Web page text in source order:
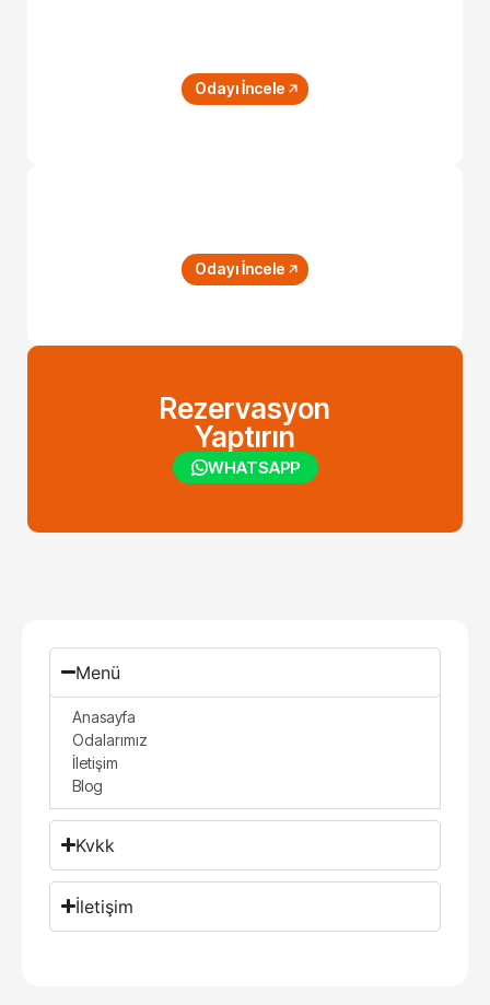
Odayı İncele
Odayı İncele
Rezervasyon
Yaptırın
WHATSAPP
Menü
Anasayfa
Odalarımız
İletişim
Blog
Kvkk
İletişim